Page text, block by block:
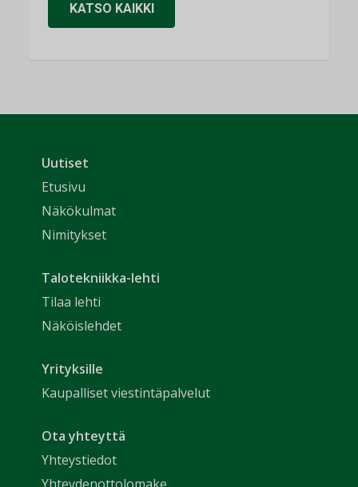
KATSO KAIKKI
Uutiset
Etusivu
Näkökulmat
Nimitykset
Talotekniikka-lehti
Tilaa lehti
Näköislehdet
Yrityksille
Kaupalliset viestintäpalvelut
Ota yhteyttä
Yhteystiedot
Yhteydenottolomake